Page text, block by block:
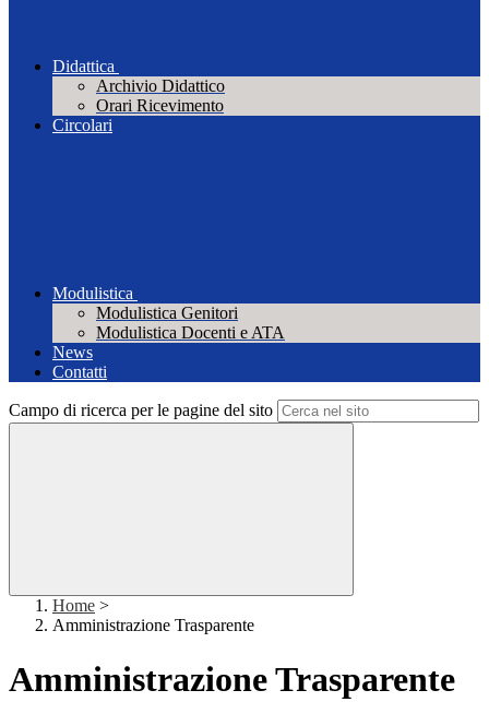
Didattica
Archivio Didattico
Orari Ricevimento
Circolari
Modulistica
Modulistica Genitori
Modulistica Docenti e ATA
News
Contatti
Campo di ricerca per le pagine del sito
Home >
Amministrazione Trasparente
Amministrazione Trasparente